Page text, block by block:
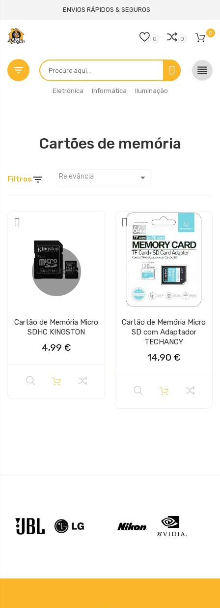
ENVIOS RÁPIDOS & SEGUROS
Eletrónica Informática Iluminação
0 0
0
 
Cartões de memória
Filtros  Relevância 
Sem stock
Cartão de Memória Micro
SDHC KINGSTON
4,99 €
Cartão de Memória Micro
SD com Adaptador
TECHANCY
14,90 €